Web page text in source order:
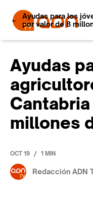
Ayudas para los
por valor de 8
Ayudas
millones
OCT 19 / 1 MIN
Redacción ADN